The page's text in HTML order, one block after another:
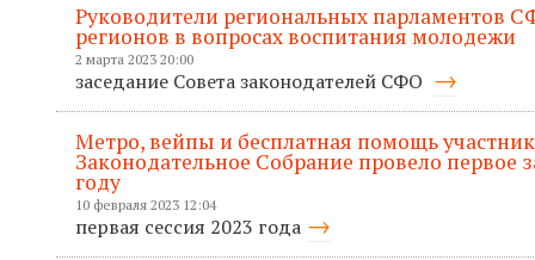
Руководители региональных парламентов
регионов в вопросах воспитания молодежи
2 марта 2023 20:00
заседание Совета законодателей СФО
Метро, вейпы и бесплатная помощь
Законодательное Собрание провело первое
году
10 февраля 2023 12:04
первая сессия 2023 года